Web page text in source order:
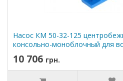
Насос КМ 50-32-125
консольно-моноблочный для
10 706 грн.